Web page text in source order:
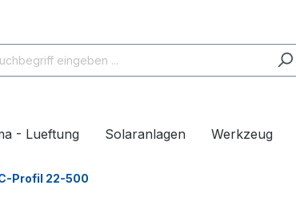
- Lueftung Solaranlagen Werkzeug
Profil 22-500